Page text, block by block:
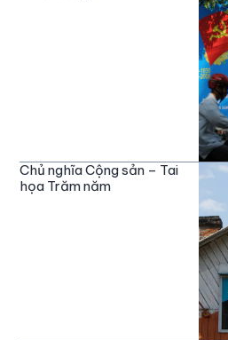
Chủ nghĩa Cộng sản – Tai
họa Trăm năm